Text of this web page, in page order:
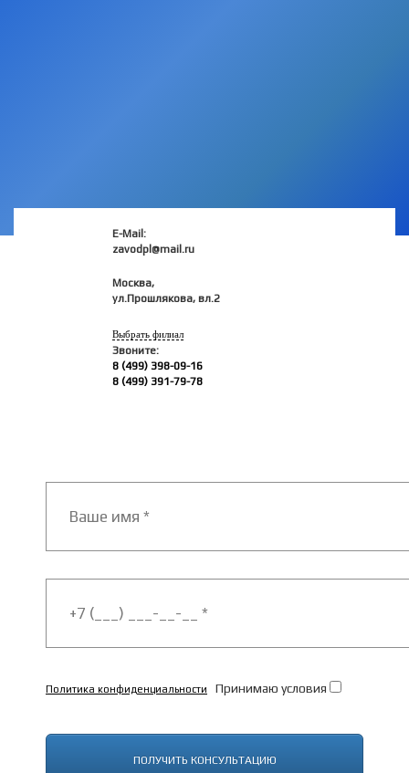
E-Mail:
zavodpl@mail.ru
Москва,
ул.Прошлякова, вл.2
Выбрать филиал
Звоните:
8 (499) 398-09-16
8 (499) 391-79-78
Политика конфиденциальности Принимаю условия